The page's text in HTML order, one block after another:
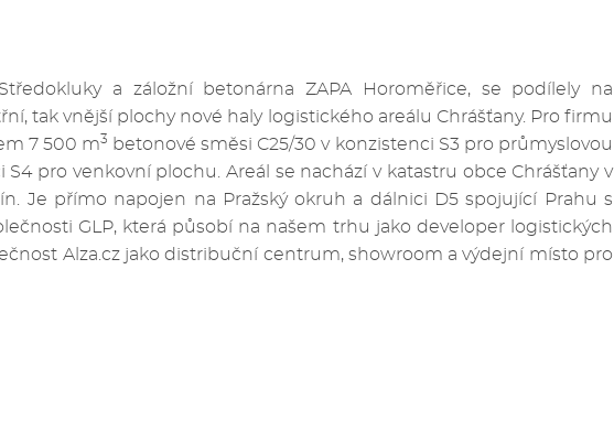
a záložní betonárna ZAPA Horoměřice, se podílely na
tak vnější plochy nové haly logistického areálu Chrášťany. Pro firmu
7 500 m3 betonové směsi C25/30 v konzistenci S3 pro průmyslovou
S4 pro venkovní plochu. Areál se nachází v katastru obce Chrášťany v
Je přímo napojen na Pražský okruh a dálnici D5 spojující Prahu s
GLP, která působí na našem trhu jako developer logistických
Alza.cz jako distribuční centrum, showroom a výdejní místo pro